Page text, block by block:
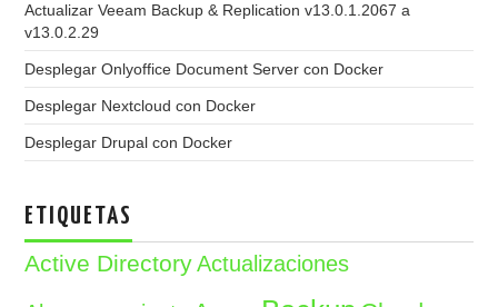
Actualizar Veeam Backup & Replication v13.0.1.2067 a
v13.0.2.29
Desplegar Onlyoffice Document Server con Docker
Desplegar Nextcloud con Docker
Desplegar Drupal con Docker
ETIQUETAS
Active Directory Actualizaciones